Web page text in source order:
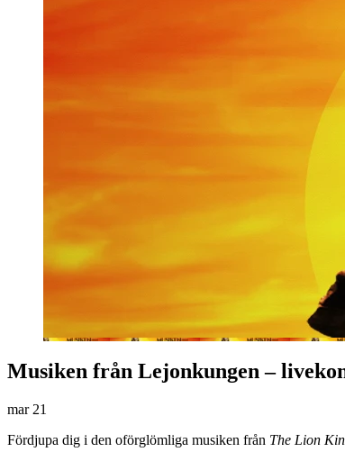
Musiken från Lejonkungen –
mar 21
Fördjupa dig i den oförglömliga musiken från The Lion